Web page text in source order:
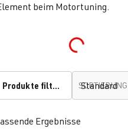
beim Motortuning.
Loading...
Ergebnisse
Produkte filtern SORTIERUNG